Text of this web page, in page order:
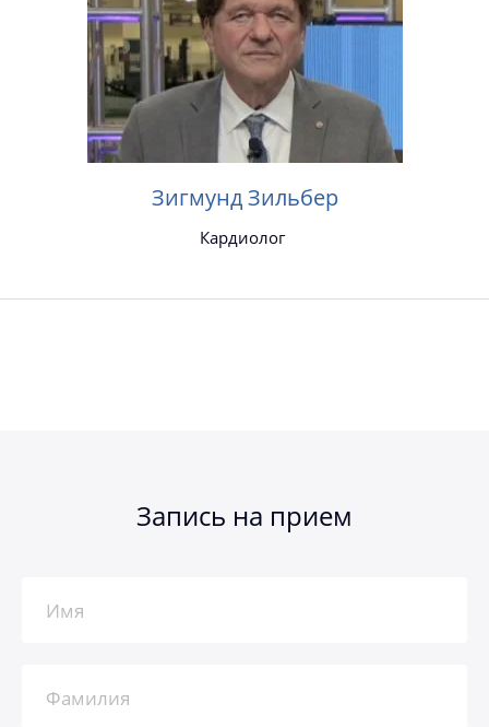
Зигмунд Зильбер
Кардиолог
Запись на прием